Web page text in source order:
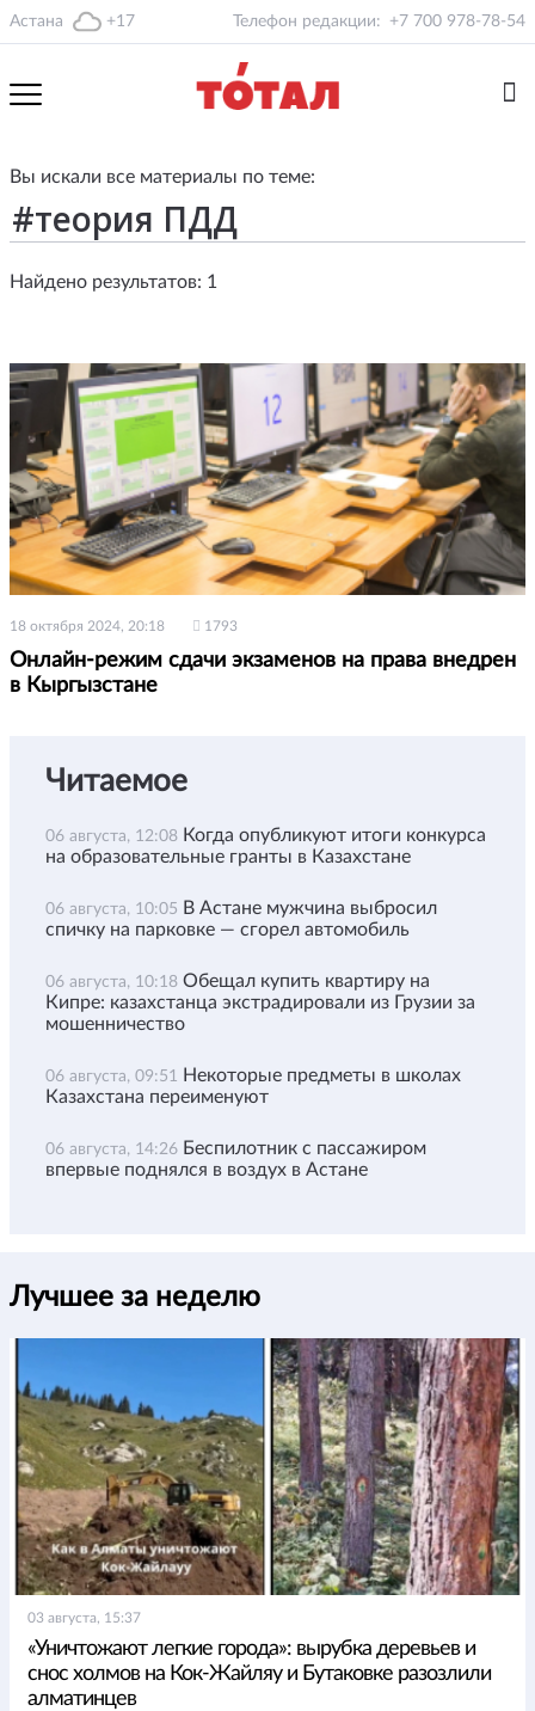
Астана +17 Телефон редакции: +7 700 978-78-54
Вы искали все материалы по теме:
Найдено результатов: 1
18 октября 2024, 20:18 1793
Онлайн-режим сдачи экзаменов на права внедрен
в Кыргызстане
Читаемое
06 августа, 12:08 Когда опубликуют итоги конкурса
на образовательные гранты в Казахстане
06 августа, 10:05 В Астане мужчина выбросил
спичку на парковке — сгорел автомобиль
06 августа, 10:18 Обещал купить квартиру на
Кипре: казахстанца экстрадировали из Грузии за
мошенничество
06 августа, 09:51 Некоторые предметы в школах
Казахстана переименуют
06 августа, 14:26 Беспилотник с пассажиром
впервые поднялся в воздух в Астане
Лучшее за неделю
03 августа, 15:37
«Уничтожают легкие города»: вырубка деревьев и
снос холмов на Кок-Жайляу и Бутаковке разозлили
алматинцев